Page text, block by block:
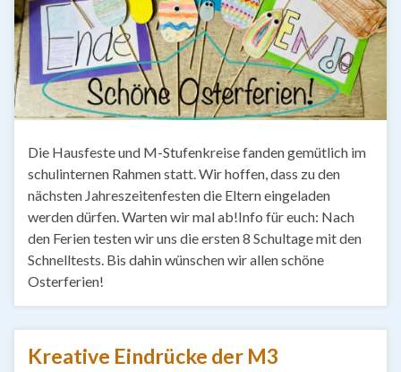
Die Hausfeste und M-Stufenkreise fanden gemütlich im
schulinternen Rahmen statt. Wir hoffen, dass zu den
nächsten Jahreszeitenfesten die Eltern eingeladen
werden dürfen. Warten wir mal ab!Info für euch: Nach
den Ferien testen wir uns die ersten 8 Schultage mit den
Schnelltests. Bis dahin wünschen wir allen schöne
Osterferien!
Kreative Eindrücke der M3